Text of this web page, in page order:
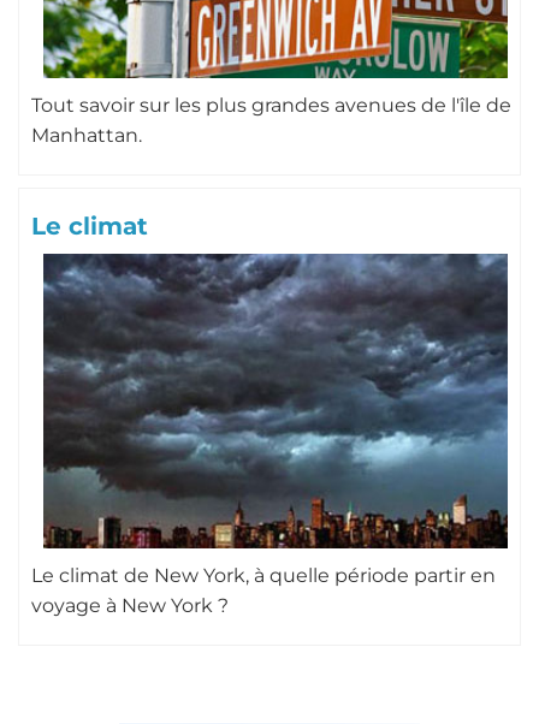
Tout savoir sur les plus grandes avenues de l'île de
Manhattan.
Le climat
Le climat de New York, à quelle période partir en
voyage à New York ?